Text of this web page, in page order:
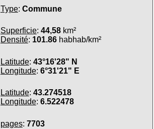
Type: Commune
Superficie: 44,58km²
Densité: 101.86habhab/km²
Latitude: 43°16'28" N
Longitude: 6°31'21" E
Latitude: 43.274518
Longitude: 6.522478
pages: 7703